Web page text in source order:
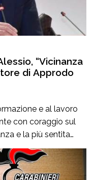
“Vicinanza
di Approdo
e al lavoro
con coraggio sul
e la più sentita
Luigi Longo,
incresciosi episodi
lavoro svolto da